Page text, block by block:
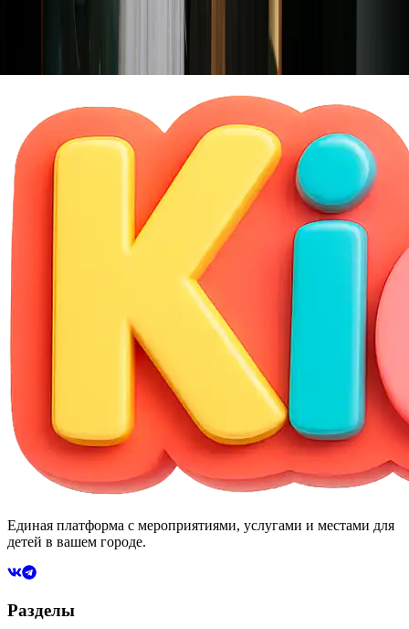
Единая платформа с мероприятиями, услугами и местами для
детей в вашем городе.
Разделы